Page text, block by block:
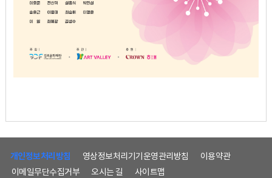
개인정보처리방침 영상정보처리기기운영관리방침
이용약관
이메일무단수집거부
오시는 길 사이트맵